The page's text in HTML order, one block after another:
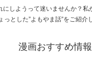
にしようって迷いませんか？私
っとした”よもやま話”をご紹介
漫画おすすめ情報